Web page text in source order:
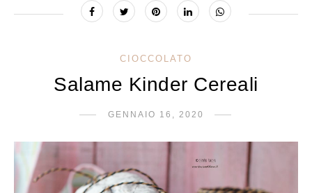
CIOCCOLATO
Salame Kinder Cereali
GENNAIO 16, 2020